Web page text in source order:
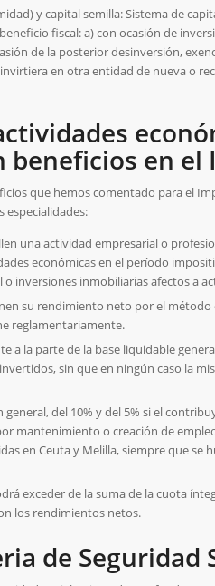
y capital semilla: Sistema de
fiscal: a) con ocasión de
de la posterior desinversión,
en otra entidad de nueva o
en el
que hemos comentado para el
especialidades:
una actividad empresarial o
económicas en el período
inversiones inmobiliarias afectos a
su rendimiento neto por el
reglamentariamente.
a la parte de la base liquidable
sin que en ningún caso la
general, del 10% y del 5% si el
mantenimiento o creación de
en Ceuta y Melilla, siempre que se
exceder de la suma de la cuota
los rendimientos netos.
de Seguridad